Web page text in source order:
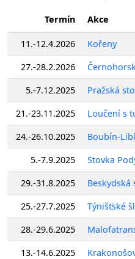
Termín Akce
11.-12.4.2026
Kořeny
27.-28.2.2026
5.-7.12.2025
Pražská
21.-23.11.2025
Loučení s
24.-26.10.2025
Boubín-
5.-7.9.2025
Stovka
29.-31.8.2025
Beskydská
25.-27.7.2025
Týnišťské
28.-29.6.2025
13.-14.6.2025